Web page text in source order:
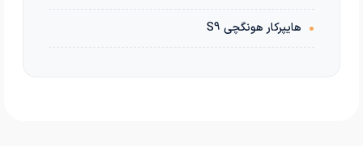
• هایپرکار هونگچی S9